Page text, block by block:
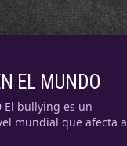
EL MUNDO
El bullying es un
mundial que afecta a